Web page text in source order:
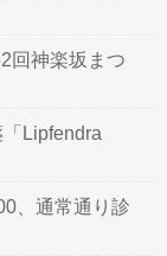
回神楽坂まつ
Lipfendra
、通常通り診